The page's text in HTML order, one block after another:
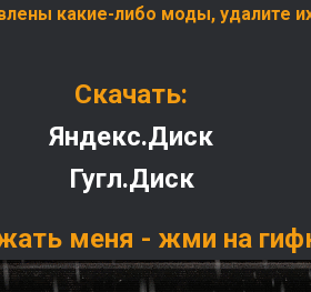
какие-либо моды, удалите
Скачать:
Яндекс.Диск
Гугл.Диск
меня - жми на